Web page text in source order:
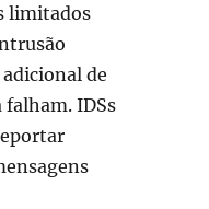
limitados
de
falham. IDSs